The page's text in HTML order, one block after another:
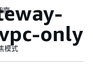
南
only
模式